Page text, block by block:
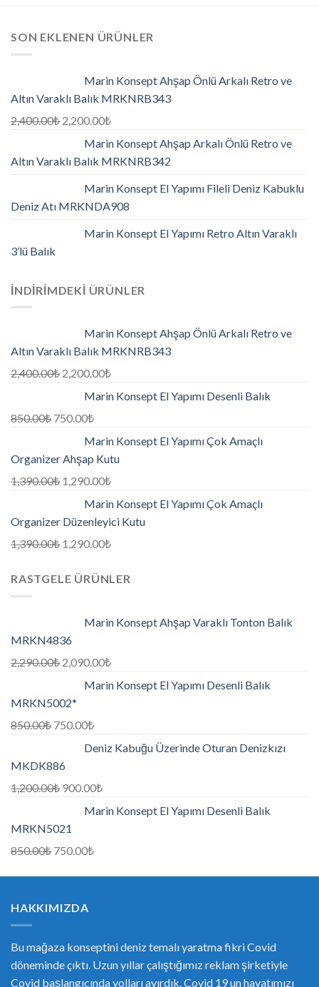
SON EKLENEN ÜRÜNLER
Marin Konsept Ahşap Önlü Arkalı Retro ve
Altın Varaklı Balık MRKNRB343
2,400.00₺ 2,200.00₺
Marin Konsept Ahşap Arkalı Önlü Retro ve
Altın Varaklı Balık MRKNRB342
Marin Konsept El Yapımı Fileli Deniz Kabuklu
Deniz Atı MRKNDA908
Marin Konsept El Yapımı Retro Altın Varaklı
3’lü Balık
İNDIRIMDEKI ÜRÜNLER
Marin Konsept Ahşap Önlü Arkalı Retro ve
Altın Varaklı Balık MRKNRB343
2,400.00₺ 2,200.00₺
Marin Konsept El Yapımı Desenli Balık
850.00₺ 750.00₺
Marin Konsept El Yapımı Çok Amaçlı
Organizer Ahşap Kutu
1,390.00₺ 1,290.00₺
Marin Konsept El Yapımı Çok Amaçlı
Organizer Düzenleyici Kutu
1,390.00₺ 1,290.00₺
RASTGELE ÜRÜNLER
Marin Konsept Ahşap Varaklı Tonton Balık
MRKN4836
2,290.00₺ 2,090.00₺
Marin Konsept El Yapımı Desenli Balık
MRKN5002*
850.00₺ 750.00₺
Deniz Kabuğu Üzerinde Oturan Denizkızı
MKDK886
1,200.00₺ 900.00₺
Marin Konsept El Yapımı Desenli Balık
MRKN5021
850.00₺ 750.00₺
HAKKIMIZDA
Bu mağaza konseptini deniz temalı yaratma fikri Covid
döneminde çıktı. Uzun yıllar çalıştığımız reklam şirketiyle
Covid başlangıcında yolları ayırdık. Covid 19 un hayatımızı